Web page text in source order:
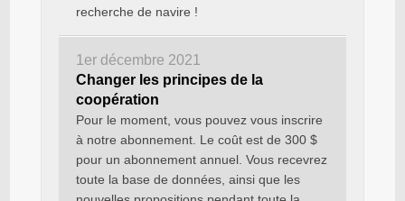
recherche de navire !
1er décembre 2021
Changer les principes de la
coopération
Pour le moment, vous pouvez vous inscrire
à notre abonnement. Le coût est de 300 $
pour un abonnement annuel. Vous recevrez
toute la base de données, ainsi que les